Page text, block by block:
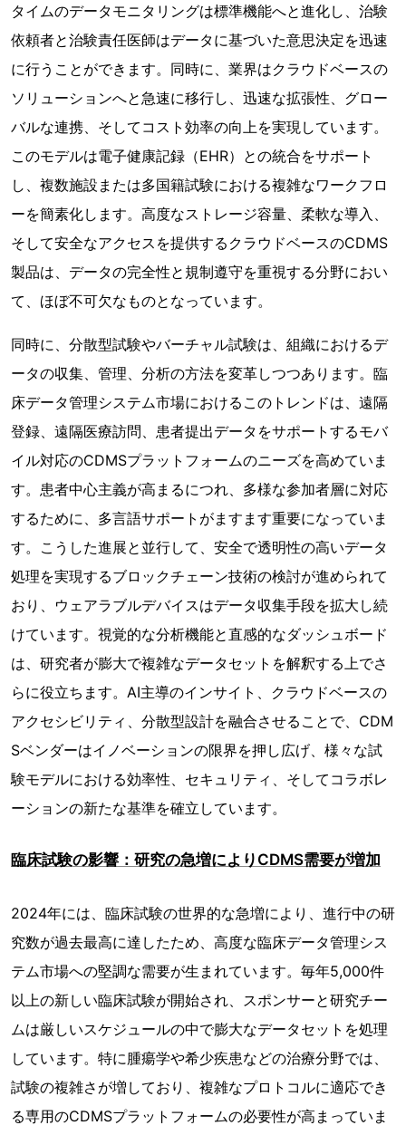
タイムのデータモニタリングは標準機能へと進化し、治験
依頼者と治験責任医師はデータに基づいた意思決定を迅速
に行うことができます。同時に、業界はクラウドベースの
ソリューションへと急速に移行し、迅速な拡張性、グロー
バルな連携、そしてコスト効率の向上を実現しています。
このモデルは電子健康記録（EHR）との統合をサポート
し、複数施設または多国籍試験における複雑なワークフロ
ーを簡素化します。高度なストレージ容量、柔軟な導入、
そして安全なアクセスを提供するクラウドベースのCDMS
製品は、データの完全性と規制遵守を重視する分野におい
て、ほぼ不可欠なものとなっています。
同時に、分散型試験やバーチャル試験は、組織におけるデ
ータの収集、管理、分析の方法を変革しつつあります。臨
床データ管理システム市場におけるこのトレンドは、遠隔
登録、遠隔医療訪問、患者提出データをサポートするモバ
イル対応のCDMSプラットフォームのニーズを高めていま
す。患者中心主義が高まるにつれ、多様な参加者層に対応
するために、多言語サポートがますます重要になっていま
す。こうした進展と並行して、安全で透明性の高いデータ
処理を実現するブロックチェーン技術の検討が進められて
おり、ウェアラブルデバイスはデータ収集手段を拡大し続
けています。視覚的な分析機能と直感的なダッシュボード
は、研究者が膨大で複雑なデータセットを解釈する上でさ
らに役立ちます。AI主導のインサイト、クラウドベースの
アクセシビリティ、分散型設計を融合させることで、CDM
Sベンダーはイノベーションの限界を押し広げ、様々な試
験モデルにおける効率性、セキュリティ、そしてコラボレ
ーションの新たな基準を確立しています。
臨床試験の影響：研究の急増によりCDMS需要が増加
2024年には、臨床試験の世界的な急増により、進行中の研
究数が過去最高に達したため、高度な臨床データ管理シス
テム市場への堅調な需要が生まれています。毎年5,000件
以上の新しい臨床試験が開始され、スポンサーと研究チー
ムは厳しいスケジュールの中で膨大なデータセットを処理
しています。特に腫瘍学や希少疾患などの治療分野では、
試験の複雑さが増しており、複雑なプロトコルに適応でき
る専用のCDMSプラットフォームの必要性が高まっていま